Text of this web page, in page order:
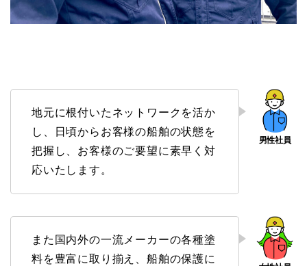
地元に根付いたネットワークを活か
し、日頃からお客様の船舶の状態を
把握し、お客様のご要望に素早く対
応いたします。
また国内外の一流メーカーの各種塗
料を豊富に取り揃え、船舶の保護に